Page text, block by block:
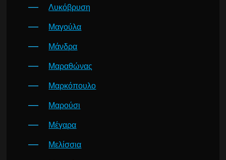
Λυκόβρυση
Μαγούλα
Μάνδρα
Μαραθώνας
Μαρκόπουλο
Μαρούσι
Μέγαρα
Μελίσσια